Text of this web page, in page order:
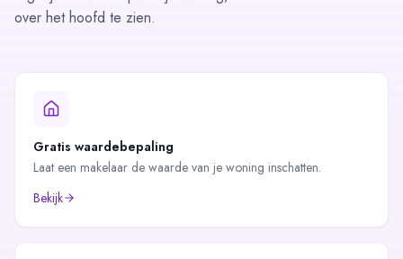
over het hoofd te zien.
Gratis waardebepaling
Laat een makelaar de waarde van je woning inschatten.
Bekijk